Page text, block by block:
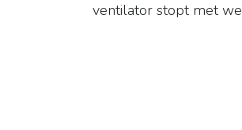
ventilator stopt met